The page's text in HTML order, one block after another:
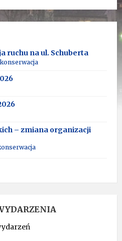
ruchu na ul. Schuberta
– zmiana organizacji